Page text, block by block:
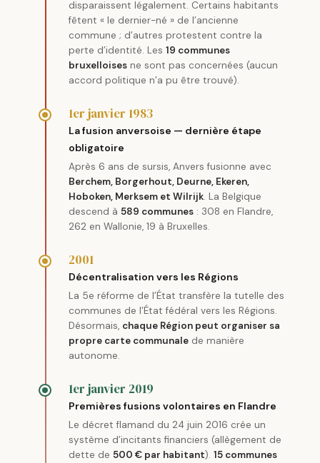
disparaissent légalement. Certains habitants
fêtent « le dernier-né » de l’ancienne
commune ; d’autres protestent contre la
perte d’identité. Les 19 communes
bruxelloises ne sont pas concernées (aucun
accord politique n’a pu être trouvé).
1er janvier 1983
La fusion anversoise — dernière étape
obligatoire
Après 6 ans de sursis, Anvers fusionne avec
Berchem, Borgerhout, Deurne, Ekeren,
Hoboken, Merksem et Wilrijk. La Belgique
descend à 589 communes : 308 en Flandre,
262 en Wallonie, 19 à Bruxelles.
2001
Décentralisation vers les Régions
La 5e réforme de l’État transfère la tutelle des
communes de l’État fédéral vers les Régions.
Désormais, chaque Région peut organiser sa
propre carte communale de manière
autonome.
1er janvier 2019
Premières fusions volontaires en Flandre
Le décret flamand du 24 juin 2016 crée un
système d’incitants financiers (allègement de
dette de 500 € par habitant). 15 communes